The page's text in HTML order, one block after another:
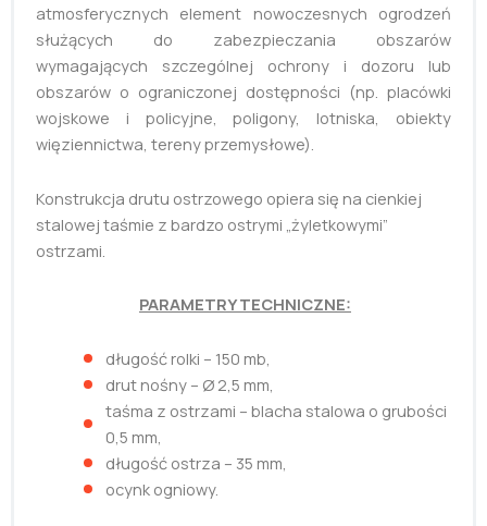
atmosferycznych element nowoczesnych ogrodzeń
służących do zabezpieczania obszarów
wymagających szczególnej ochrony i dozoru lub
obszarów o ograniczonej dostępności (np. placówki
wojskowe i policyjne, poligony, lotniska, obiekty
więziennictwa, tereny przemysłowe).
Konstrukcja drutu ostrzowego opiera się na cienkiej
stalowej taśmie z bardzo ostrymi „żyletkowymi”
ostrzami.
PARAMETRY TECHNICZNE:
długość rolki – 150 mb,
drut nośny – Ø 2,5 mm,
taśma z ostrzami – blacha stalowa o grubości
0,5 mm,
długość ostrza – 35 mm,
ocynk ogniowy.